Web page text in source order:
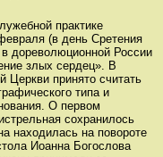
практике
(в день Сретения
дореволюционной России
злых сердец». В
Церкви принято считать
типа и
О первом
сохранилось
находилась на повороте
Иоанна Богослова